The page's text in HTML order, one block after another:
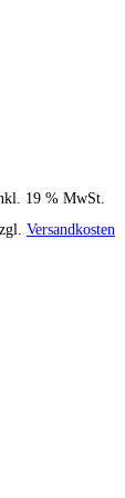
19 % MwSt.
Versandkosten